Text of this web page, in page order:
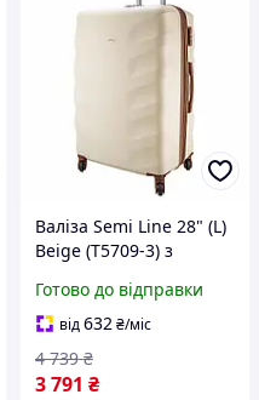
Валіза Semi Line 28" (L)
Beige (T5709-3) з
внутрішньою кишенею
та ручкою на колесах
Готово до відправки
від632 ₴/міс
3 791 ₴
4 739 ₴